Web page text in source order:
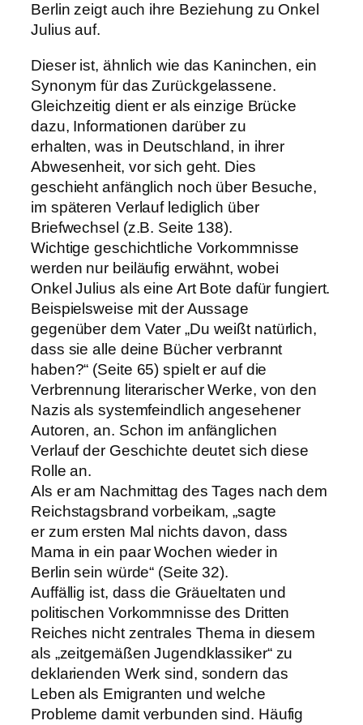
Berlin zeigt auch ihre Beziehung zu Onkel
Julius auf.
Dieser ist, ähnlich wie das Kaninchen, ein
Synonym für das Zurückgelassene.
Gleichzeitig dient er als einzige Brücke
dazu, Informationen darüber zu
erhalten, was in Deutschland, in ihrer
Abwesenheit, vor sich geht. Dies
geschieht anfänglich noch über Besuche,
im späteren Verlauf lediglich über
Briefwechsel (z.B. Seite 138).
Wichtige geschichtliche Vorkommnisse
werden nur beiläufig erwähnt, wobei
Onkel Julius als eine Art Bote dafür fungiert.
Beispielsweise mit der Aussage
gegenüber dem Vater „Du weißt natürlich,
dass sie alle deine Bücher verbrannt
haben?“ (Seite 65) spielt er auf die
Verbrennung literarischer Werke, von den
Nazis als systemfeindlich angesehener
Autoren, an. Schon im anfänglichen
Verlauf der Geschichte deutet sich diese
Rolle an.
Als er am Nachmittag des Tages nach dem
Reichstagsbrand vorbeikam, „sagte
er zum ersten Mal nichts davon, dass
Mama in ein paar Wochen wieder in
Berlin sein würde“ (Seite 32).
Auffällig ist, dass die Gräueltaten und
politischen Vorkommnisse des Dritten
Reiches nicht zentrales Thema in diesem
als „zeitgemäßen Jugendklassiker“ zu
deklarienden Werk sind, sondern das
Leben als Emigranten und welche
Probleme damit verbunden sind. Häufig